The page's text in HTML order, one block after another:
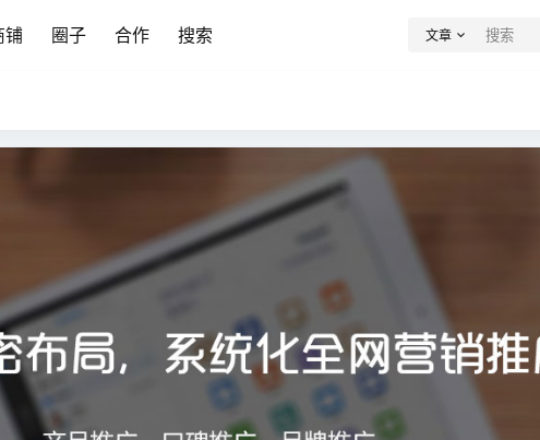
铺 圈子 合作 搜索 文章